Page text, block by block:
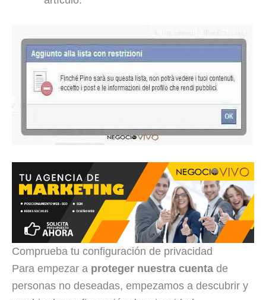
Comprueba tu configuración de privacidad
Para empezar a proteger nuestra cuenta de
personas no deseadas, empezamos a descubrir y